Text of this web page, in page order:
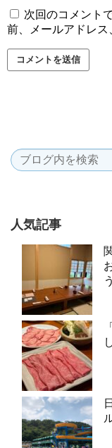
次回のコメント
前、メールアドレス
人気記事